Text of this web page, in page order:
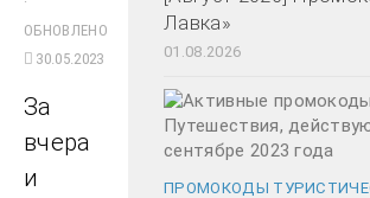
ОБНОВЛЕНО
30.05.2023
За
вчера
и
Лавка»
01.08.2026
ПРОМОКОДЫ